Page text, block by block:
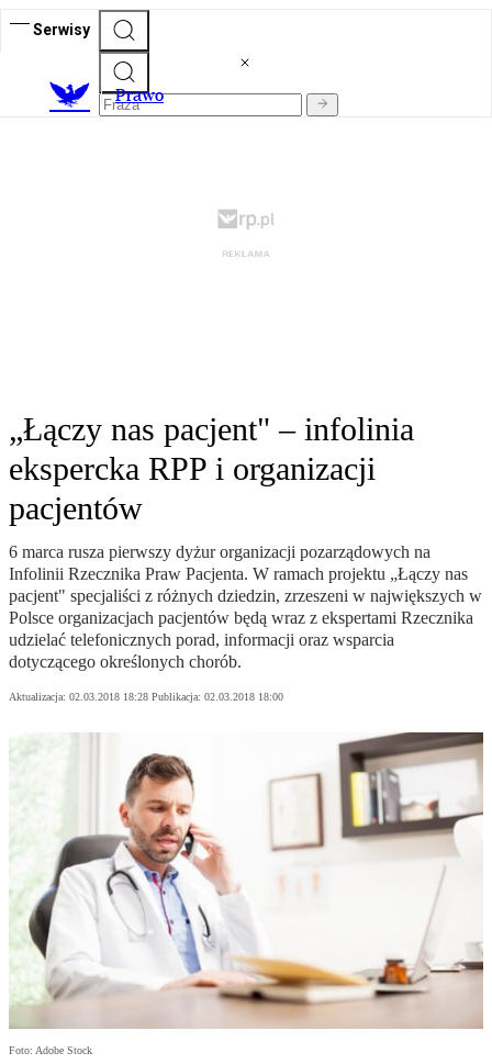
Serwisy
Prawo
„Łączy nas pacjent" – infolinia
ekspercka RPP i organizacji
pacjentów
6 marca rusza pierwszy dyżur organizacji pozarządowych na
Infolinii Rzecznika Praw Pacjenta. W ramach projektu „Łączy nas
pacjent" specjaliści z różnych dziedzin, zrzeszeni w największych w
Polsce organizacjach pacjentów będą wraz z ekspertami Rzecznika
udzielać telefonicznych porad, informacji oraz wsparcia
dotyczącego określonych chorób.
Aktualizacja: 02.03.2018 18:28 Publikacja: 02.03.2018 18:00
Foto: Adobe Stock